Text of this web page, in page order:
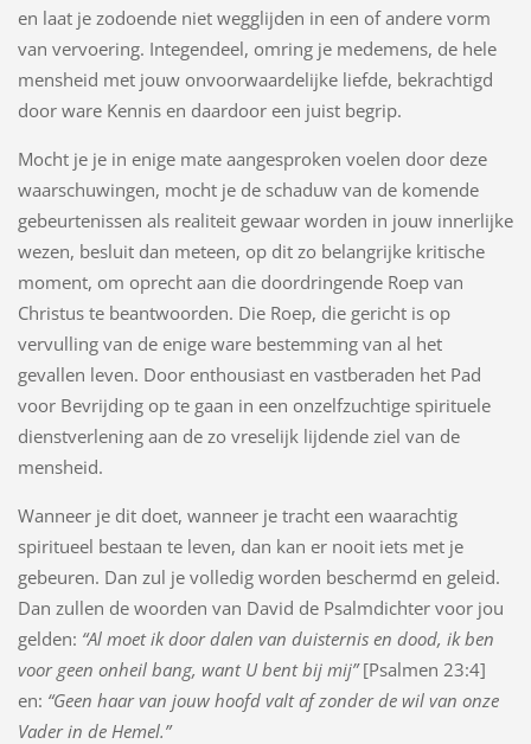
en laat je zodoende niet wegglijden in een of andere vorm
van vervoering. Integendeel, omring je medemens, de hele
mensheid met jouw onvoorwaardelijke liefde, bekrachtigd
door ware Kennis en daardoor een juist begrip.
Mocht je je in enige mate aangesproken voelen door deze
waarschuwingen, mocht je de schaduw van de komende
gebeurtenissen als realiteit gewaar worden in jouw innerlijke
wezen, besluit dan meteen, op dit zo belangrijke kritische
moment, om oprecht aan die doordringende Roep van
Christus te beantwoorden. Die Roep, die gericht is op
vervulling van de enige ware bestemming van al het
gevallen leven. Door enthousiast en vastberaden het Pad
voor Bevrijding op te gaan in een onzelfzuchtige spirituele
dienstverlening aan de zo vreselijk lijdende ziel van de
mensheid.
Wanneer je dit doet, wanneer je tracht een waarachtig
spiritueel bestaan te leven, dan kan er nooit iets met je
gebeuren. Dan zul je volledig worden beschermd en geleid.
Dan zullen de woorden van David de Psalmdichter voor jou
gelden: “Al moet ik door dalen van duisternis en dood, ik ben
voor geen onheil bang, want U bent bij mij”[Psalmen 23:4]
en: “Geen haar van jouw hoofd valt af zonder de wil van onze
Vader in de Hemel.”